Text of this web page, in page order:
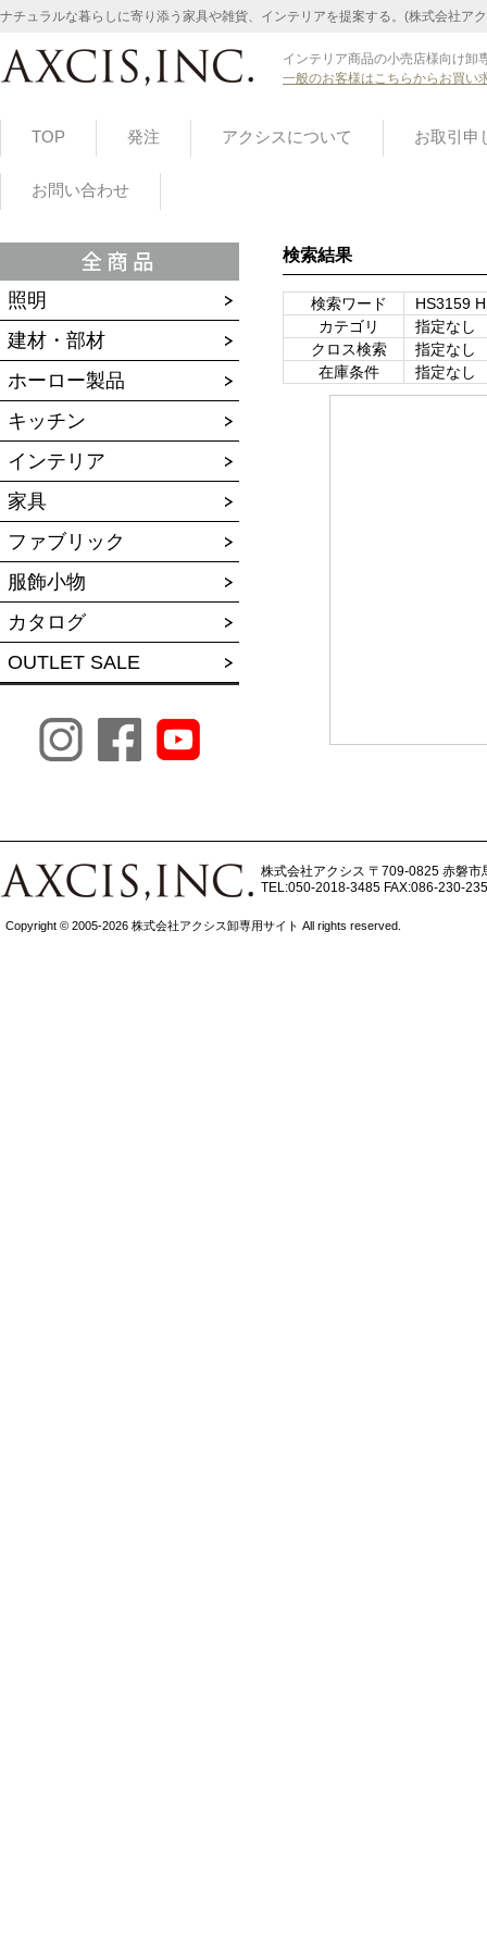
ナチュラルな暮らしに寄り添う家具や雑貨、インテリアを提案する。(株式会社ア
インテリア商品の小売店様向け卸
一般のお客様はこちらからお買い
TOP 発注 アクシスについて お取引申
お問い合わせ
照明
建材・部材
ホーロー製品
キッチン
インテリア
家具
ファブリック
服飾小物
カタログ
OUTLET SALE
検索結果
検索ワード
HS3159
カテゴリ
指定なし
クロス検索
指定なし
在庫条件
指定なし
株式会社アクシス 〒709-0825 赤磐市
TEL:050-2018-3485 FAX:086-230-
Copyright © 2005-2026 株式会社アクシス卸専用サイト All rights reserved.